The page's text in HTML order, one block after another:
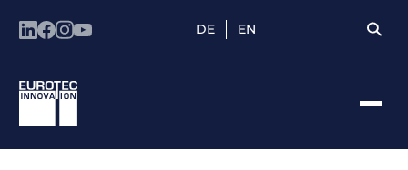
DE EN